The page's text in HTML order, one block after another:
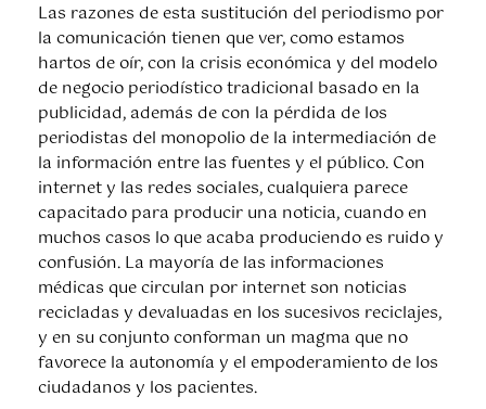
Las razones de esta sustitución del periodismo por
la comunicación tienen que ver, como estamos
hartos de oír, con la crisis económica y del modelo
de negocio periodístico tradicional basado en la
publicidad, además de con la pérdida de los
periodistas del monopolio de la intermediación de
la información entre las fuentes y el público. Con
internet y las redes sociales, cualquiera parece
capacitado para producir una noticia, cuando en
muchos casos lo que acaba produciendo es ruido y
confusión. La mayoría de las informaciones
médicas que circulan por internet son noticias
recicladas y devaluadas en los sucesivos reciclajes,
y en su conjunto conforman un magma que no
favorece la autonomía y el empoderamiento de los
ciudadanos y los pacientes.